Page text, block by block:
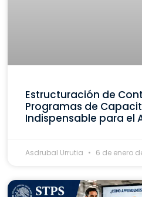
Estructuración de
Programas de
Indispensable para el
Asdrubal Urrutia 6 de enero